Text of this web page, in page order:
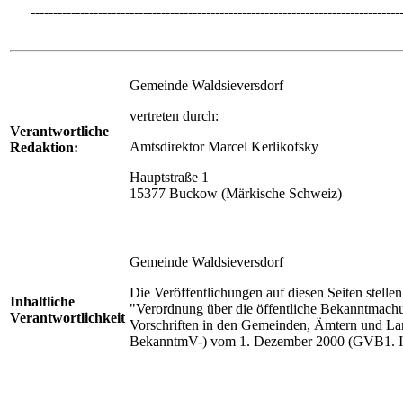
Verantwortliche
Redaktion:
Gemeinde Waldsieversdorf
vertreten durch:
Amtsdirektor Marcel Kerlikofsky
Hauptstraße 1
15377 Buckow (Märkische Schweiz)
Inhaltliche
Verantwortlichkeit
Gemeinde Waldsieversdorf
Die Veröffentlichungen auf diesen Seiten
"Verordnung über die öffentliche
Vorschriften in den Gemeinden, Ämtern und
BekanntmV-) vom 1. Dezember 2000 (GVB1.